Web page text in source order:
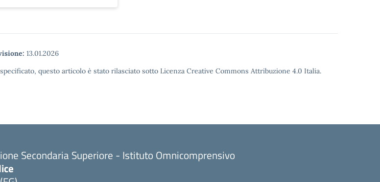
13.01.2026
questo articolo è stato rilasciato sotto Licenza Creative Commons Attribuzione 4.0 Italia.
Secondaria Superiore - Istituto Omnicomprensivo